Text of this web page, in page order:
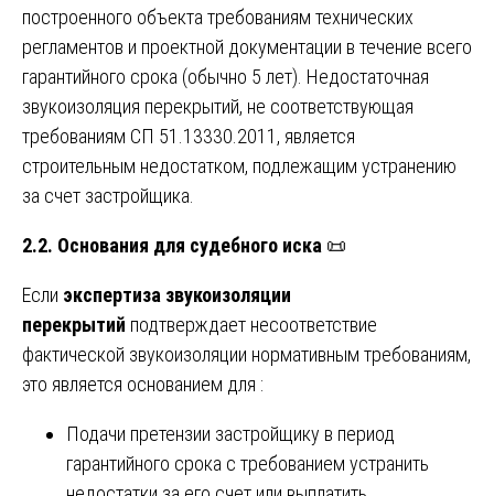
построенного объекта требованиям технических
регламентов и проектной документации в течение всего
гарантийного срока (обычно 5 лет). Недостаточная
звукоизоляция перекрытий, не соответствующая
требованиям СП 51.13330.2011, является
строительным недостатком, подлежащим устранению
за счет застройщика.
2.2. Основания для судебного иска 📜
Если экспертиза звукоизоляции
перекрытий подтверждает несоответствие
фактической звукоизоляции нормативным требованиям,
это является основанием для :
Подачи претензии застройщику в период
гарантийного срока с требованием устранить